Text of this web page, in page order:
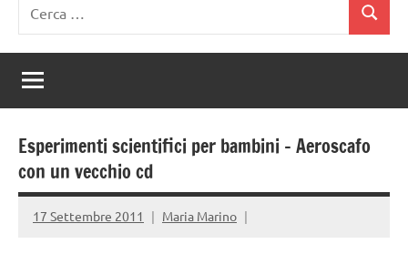
per:
Cerca
Esperimenti scientifici per bambini – Aeroscafo
con un vecchio cd
17 Settembre 2011 Maria Marino